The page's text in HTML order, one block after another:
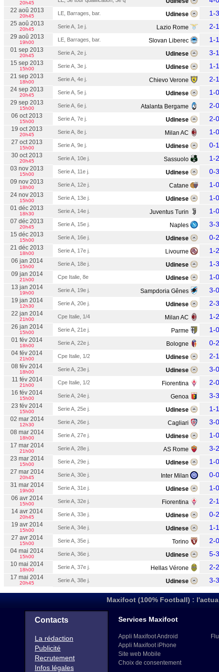
20h45
22 aoû 2013
20h45 LE, Barrages, bar. Udinese 1-3
25 aoû 2013
20h45 Serie A, 1e j. Lazio Rome 2-1
29 aoû 2013
19h00 LE, Barrages, bar. Slovan Liberec 1-1
01 sep 2013
20h45 Serie A, 2e j. Udinese 3-1
15 sep 2013
15h00 Serie A, 3e j. Udinese 1-1
21 sep 2013
18h00 Serie A, 4e j. Chievo Verone 2-1
24 sep 2013
20h45 Serie A, 5e j. Udinese 1-0
29 sep 2013
15h00 Serie A, 6e j. Atalanta Bergame 2-0
06 oct 2013
15h00 Serie A, 7e j. Udinese 2-0
19 oct 2013
20h45 Serie A, 8e j. Milan AC 1-0
27 oct 2013
15h00 Serie A, 9e j. Udinese 0-1
30 oct 2013
20h45 Serie A, 10e j. Sassuolo 1-2
03 nov 2013
15h00 Serie A, 11e j. Udinese 0-3
09 nov 2013
18h00 Serie A, 12e j. Catane 1-0
24 nov 2013
15h00 Serie A, 13e j. Udinese 1-0
01 déc 2013
18h30 Serie A, 14e j. Juventus Turin 1-0
07 déc 2013
20h45 Serie A, 15e j. Naples 3-3
15 déc 2013
15h00 Serie A, 16e j. Udinese 0-2
21 déc 2013
18h00 Serie A, 17e j. Livourne 1-2
06 jan 2014
15h00 Serie A, 18e j. Udinese 1-3
09 jan 2014
21h00 Cpe Italie, 8e Udinese 1-0
13 jan 2014
19h00 Serie A, 19e j. Sampdoria Gênes 3-0
19 jan 2014
12h30 Serie A, 20e j. Udinese 2-3
22 jan 2014
21h00 Cpe Italie, 1/4 Milan AC 1-2
26 jan 2014
15h00 Serie A, 21e j. Parme 1-0
01 fév 2014
18h00 Serie A, 22e j. Bologne 0-2
04 fév 2014
21h00 Cpe Italie, 1/2 Udinese 2-1
08 fév 2014
18h00 Serie A, 23e j. Udinese 3-0
11 fév 2014
21h00 Cpe Italie, 1/2 Fiorentina 2-0
16 fév 2014
15h00 Serie A, 24e j. Genoa 3-3
23 fév 2014
15h00 Serie A, 25e j. Udinese 1-1
02 mar 2014
12h30 Serie A, 26e j. Cagliari 3-0
08 mar 2014
18h00 Serie A, 27e j. Udinese 1-0
17 mar 2014
21h00 Serie A, 28e j. AS Rome 3-2
23 mar 2014
15h00 Serie A, 29e j. Udinese 1-0
27 mar 2014
20h45 Serie A, 30e j. Inter Milan 0-0
31 mar 2014
19h00 Serie A, 31e j. Udinese 1-0
06 avr 2014
15h00 Serie A, 32e j. Fiorentina 2-1
14 avr 2014
20h45 Serie A, 33e j. Udinese 0-2
19 avr 2014
15h00 Serie A, 34e j. Udinese 1-1
27 avr 2014
15h00 Serie A, 35e j. Torino 2-0
04 mai 2014
15h00 Serie A, 36e j. Udinese 5-3
10 mai 2014
18h00 Serie A, 37e j. Hellas Vérone 2-2
17 mai 2014
20h45 Serie A, 38e j. Udinese 3-3
Maxifoot (100% Football) :
Contacts
La rédaction
Publicité
Recrutement
Infos légales
Services Maxifoot
Appli Maxifoot Android
Appli Maxifoot iPhone
Site web Mobile
Choix de consentement